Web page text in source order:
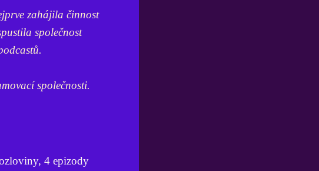
zahájila činnost
společnost
společnosti.
4 epizody